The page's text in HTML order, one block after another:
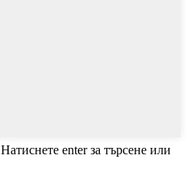
Натиснете enter за търсене или